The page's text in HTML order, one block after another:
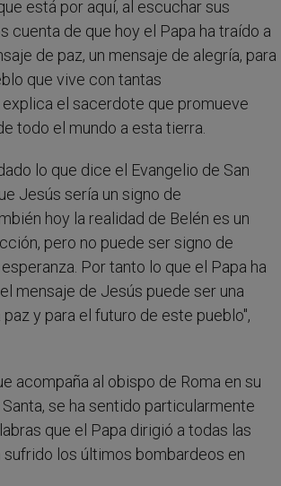
está por aquí, al escuchar sus
cuenta de que hoy el Papa ha traído a
de paz, un mensaje de alegría, para
que vive con tantas
el sacerdote que promueve
todo el mundo a esta tierra.
lo que dice el Evangelio de San
Jesús sería un signo de
hoy la realidad de Belén es un
pero no puede ser signo de
Por tanto lo que el Papa ha
mensaje de Jesús puede ser una
y para el futuro de este pueblo",
acompaña al obispo de Roma en su
se ha sentido particularmente
que el Papa dirigió a todas las
sufrido los últimos bombardeos en